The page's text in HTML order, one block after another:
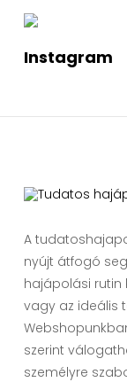
Instagram
A
nyújt átfogó
hajápolási rutin
vagy az ideális
szerint
személyre